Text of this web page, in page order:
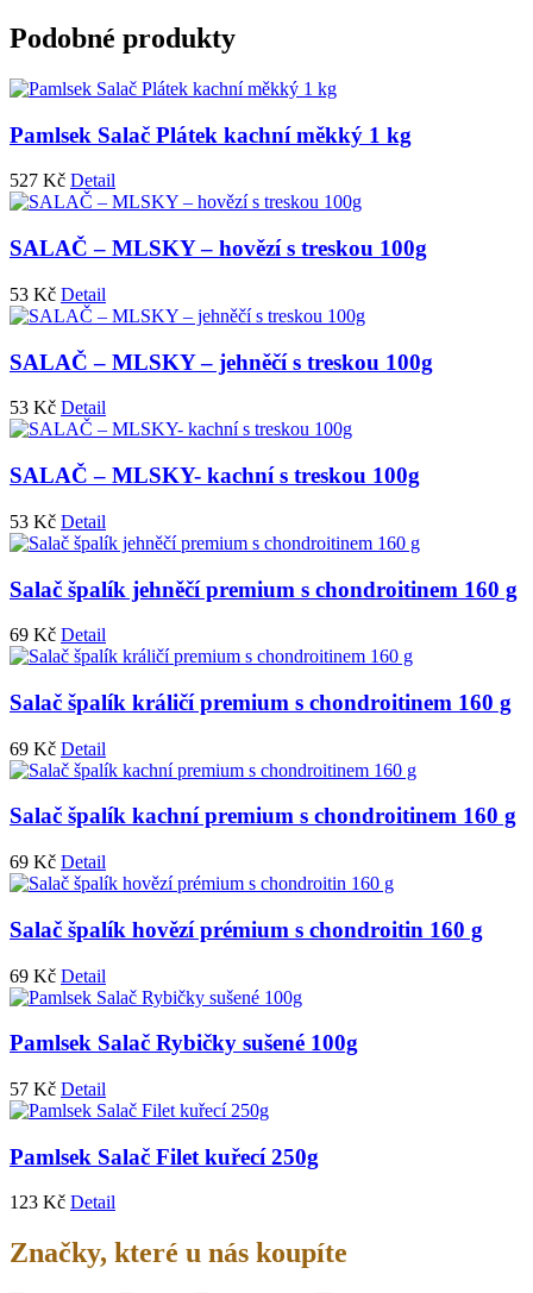
Podobné produkty
Pamlsek Salač Plátek kachní měkký 1 kg
527 Kč Detail
SALAČ – MLSKY – hovězí s treskou 100g
53 Kč Detail
SALAČ – MLSKY – jehněčí s treskou 100g
53 Kč Detail
SALAČ – MLSKY- kachní s treskou 100g
53 Kč Detail
Salač špalík jehněčí premium s chondroitinem 160 g
69 Kč Detail
Salač špalík králičí premium s chondroitinem 160 g
69 Kč Detail
Salač špalík kachní premium s chondroitinem 160 g
69 Kč Detail
Salač špalík hovězí prémium s chondroitin 160 g
69 Kč Detail
Pamlsek Salač Rybičky sušené 100g
57 Kč Detail
Pamlsek Salač Filet kuřecí 250g
123 Kč Detail
Značky, které u nás koupíte